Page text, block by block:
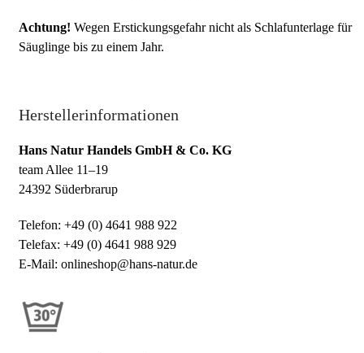
Achtung! Wegen Erstickungsgefahr nicht als Schlafunterlage für
Säuglinge bis zu einem Jahr.
Herstellerinformationen
Hans Natur Handels GmbH & Co. KG
team Allee 11–19
24392 Süderbrarup
Telefon: +49 (0) 4641 988 922
Telefax: +49 (0) 4641 988 929
E-Mail: onlineshop@hans-natur.de